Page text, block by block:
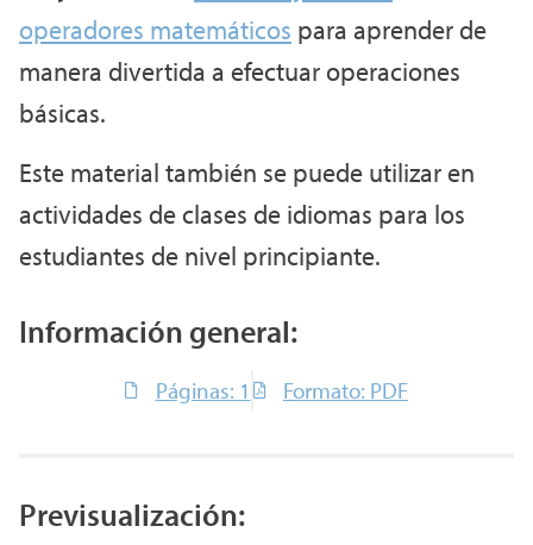
operadores matemáticos para aprender de
manera divertida a efectuar operaciones
básicas.
Este material también se puede utilizar en
actividades de clases de idiomas para los
estudiantes de nivel principiante.
Información general:
Páginas: 1 Formato: PDF
Previsualización: